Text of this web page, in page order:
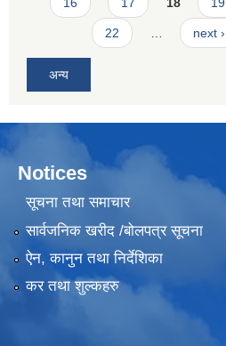
16 17 18 19
22 … next ›
अन्य
Notices
सूचना तथा समाचार
सार्वजनिक खरीद /बोलपत्र सूचना
ऐन, कानुन तथा निर्देशिका
कर तथा शुल्कहरु